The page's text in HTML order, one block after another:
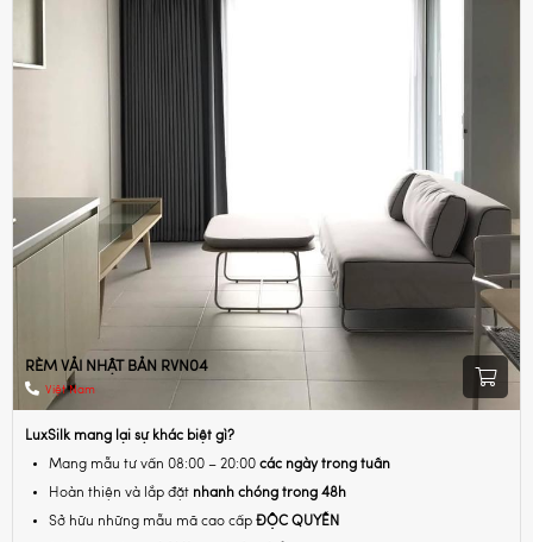
RÈM VẢI NHẬT BẢN RVN04
Việt Nam
LuxSilk mang lại sự khác biệt gì?
Mang mẫu tư vấn 08:00 – 20:00 các ngày trong tuần
Hoàn thiện và lắp đặt nhanh chóng trong 48h
Sở hữu những mẫu mã cao cấp ĐỘC QUYỀN